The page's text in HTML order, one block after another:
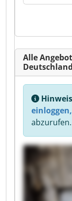
Alle
einloggen,
abzurufen.